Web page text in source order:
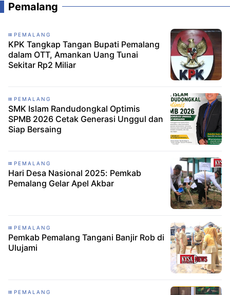
Pemalang
PEMALANG
KPK Tangkap Tangan Bupati Pemalang
dalam OTT, Amankan Uang Tunai
Sekitar Rp2 Miliar
PEMALANG
SMK Islam Randudongkal Optimis
SPMB 2026 Cetak Generasi Unggul dan
Siap Bersaing
PEMALANG
Hari Desa Nasional 2025: Pemkab
Pemalang Gelar Apel Akbar
PEMALANG
Pemkab Pemalang Tangani Banjir Rob di
Ulujami
PEMALANG